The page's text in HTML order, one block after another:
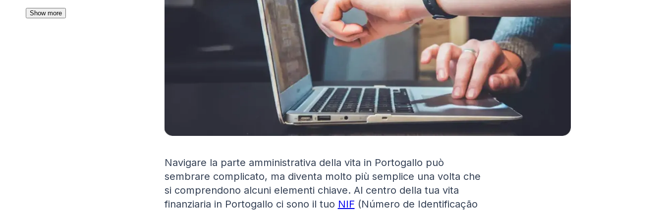
Show more
Navigare la parte amministrativa della vita in Portogallo può
sembrare complicato, ma diventa molto più semplice una volta che
si comprendono alcuni elementi chiave. Al centro della tua vita
finanziaria in Portogallo ci sono il tuo NIF (Número de Identificação